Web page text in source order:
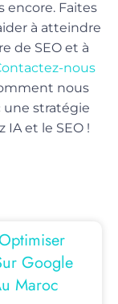
encore. Faites
à atteindre
de SEO et à
nous
nous
une stratégie
et le SEO !
Google
Maroc